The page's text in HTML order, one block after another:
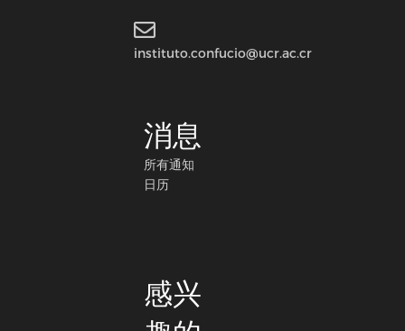
instituto.confucio@ucr.ac.cr
消息
所有通知
日历
感兴